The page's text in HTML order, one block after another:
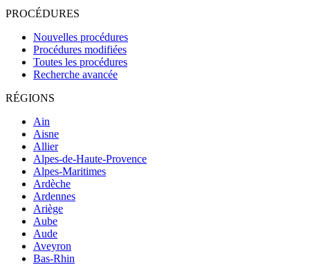
PROCÉDURES
Nouvelles procédures
Procédures modifiées
Toutes les procédures
Recherche avancée
RÉGIONS
Ain
Aisne
Allier
Alpes-de-Haute-Provence
Alpes-Maritimes
Ardèche
Ardennes
Ariège
Aube
Aude
Aveyron
Bas-Rhin